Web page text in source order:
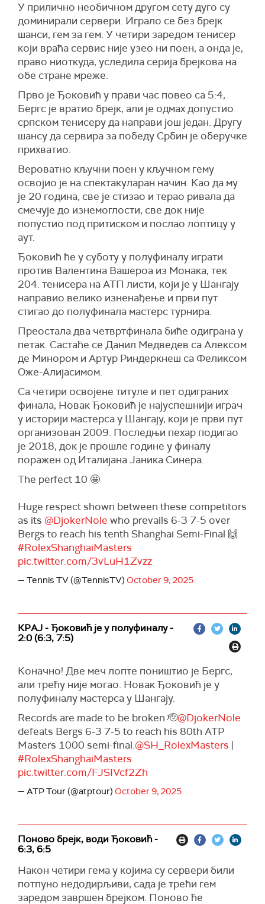
У прилично необичном другом сету дуго су
доминирали сервери. Играло се без брејк
шанси, гем за гем. У четири заредом тенисер
који враћа сервис није узео ни поен, а онда је,
право ниоткуда, уследила серија брејкова на
обе стране мреже.
Прво је Ђоковић у прави час повео са 5:4,
Бергс је вратио брејк, али је одмах допустио
српском тенисеру да направи још један. Другу
шансу да сервира за победу Србин је оберучке
прихватио.
Вероватно кључни поен у кључном гему
освојио је на спектакуларан начин. Као да му
је 20 година, све је стизао и терао ривала да
смечује до изнемоглости, све док није
попустио под притиском и послао лоптицу у
аут.
Ђоковић ће у суботу у полуфиналу играти
против Валентина Вашероа из Монака, тек
204. тенисера на АТП листи, који је у Шангају
направио велико изненађење и први пут
стигао до полуфинала мастерс турнира.
Преостала два четвртфинала биће одиграна у
петак. Састаће се Данил Медведев са Алексом
де Минором и Артур Риндеркнеш са Феликсом
Оже-Алијасимом.
Са четири освојене титуле и пет одиграних
финала, Новак Ђоковић је најуспешнији играч
у историји мастерса у Шангају, који је први пут
организован 2009. Последњи пехар подигао
је 2018, док је прошле године у финалу
поражен од Италијана Јаника Синера.
The perfect 10 🤩
Huge respect shown between these competitors
as its @DjokerNole who prevails 6-3 7-5 over
Bergs to reach his tenth Shanghai Semi-Final 🙌
#RolexShanghaiMasters
pic.twitter.com/3vLuH1Zvzz
— Tennis TV (@TennisTV) October 9, 2025
КРАЈ - Ђоковић је у полуфиналу -
2:0 (6:3, 7:5)
Коначно! Две меч лопте поништио је Бергс,
али трећу није могао. Новак Ђоковић је у
полуфиналу мастерса у Шангају.
Records are made to be broken 🫡@DjokerNole
defeats Bergs 6-3 7-5 to reach his 80th ATP
Masters 1000 semi-final.@SH_RolexMasters |
#RolexShanghaiMasters
pic.twitter.com/FJSIVcf2Zh
— ATP Tour (@atptour) October 9, 2025
Поново брејк, води Ђоковић -
6:3, 6:5
Након четири гема у којима су сервери били
потпуно недодирљиви, сада је трећи гем
заредом завршен брејком. Поново ће